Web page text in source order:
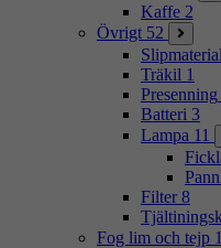
Kaffe 2
Övrigt 52
Slipmaterial
Träkil 1
Presenning
Batteri 3
Lampa 11
Filter 8
Fog lim och tejp